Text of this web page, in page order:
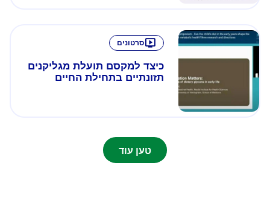
סרטונים
כיצד למקסם תועלת מגליקנים
תזונתיים בתחילת החיים
טען עוד